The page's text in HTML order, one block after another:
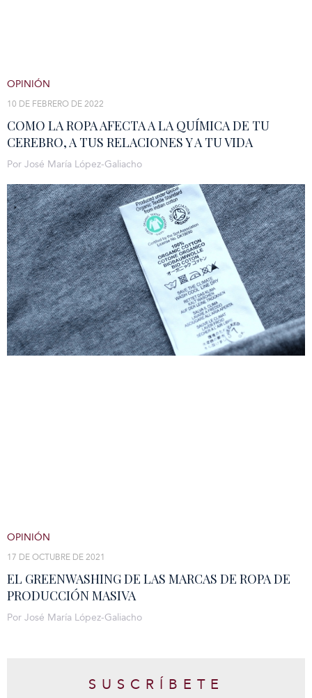
COMO LA ROPA AFECTA A LA QUÍMICA DE TU
CEREBRO, A TUS RELACIONES Y A TU VIDA
10 DE FEBRERO DE 2022
OPINIÓN
Por José María López-Galiacho
EL GREENWASHING DE LAS MARCAS DE ROPA DE
PRODUCCIÓN MASIVA
17 DE OCTUBRE DE 2021
OPINIÓN
Por José María López-Galiacho
SUSCRÍBETE